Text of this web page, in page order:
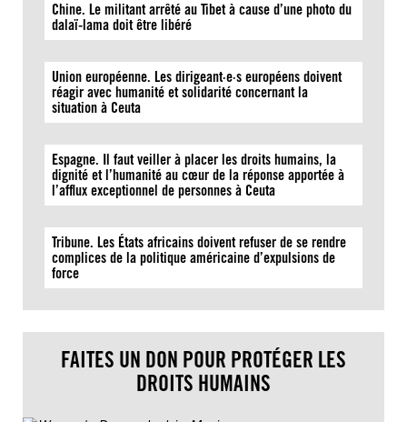
Chine. Le militant arrêté au Tibet à cause d’une photo du
dalaï-lama doit être libéré
Union européenne. Les dirigeant·e·s européens doivent
réagir avec humanité et solidarité concernant la
situation à Ceuta
Espagne. Il faut veiller à placer les droits humains, la
dignité et l’humanité au cœur de la réponse apportée à
l’afflux exceptionnel de personnes à Ceuta
Tribune. Les États africains doivent refuser de se rendre
complices de la politique américaine d’expulsions de
force
FAITES UN DON POUR PROTÉGER LES
DROITS HUMAINS